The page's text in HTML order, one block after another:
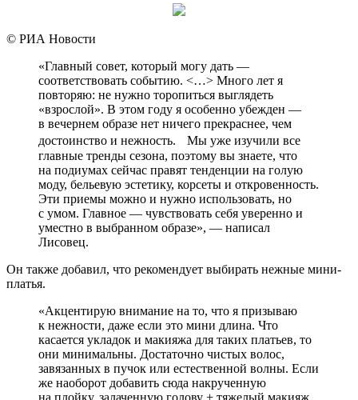
© РИА Новости
«Главный совет, который могу дать —
соответствовать событию. <…> Много лет я
повторяю: не нужно торопиться выглядеть
«взрослой». В этом году я особенно убежден —
в вечернем образе нет ничего прекраснее, чем
достоинство и нежность. Мы уже изучили все
главные тренды сезона, поэтому вы знаете, что
на подиумах сейчас правят тенденции на голую
моду, бельевую эстетику, корсеты и откровенность.
Эти приемы можно и нужно использовать, но
с умом. Главное — чувствовать себя уверенно и
уместно в выбранном образе», — написал
Лисовец.
Он также добавил, что рекомендует выбирать нежные мини-
платья.
«Акцентирую внимание на то, что я призываю
к нежности, даже если это мини длина. Что
касается укладок и макияжа для таких платьев, то
они минимальны. Достаточно чистых волос,
завязанных в пучок или естественной волны. Если
же наоборот добавить сюда накрученную
на плойку, залаченную голову + тяжелый макияж